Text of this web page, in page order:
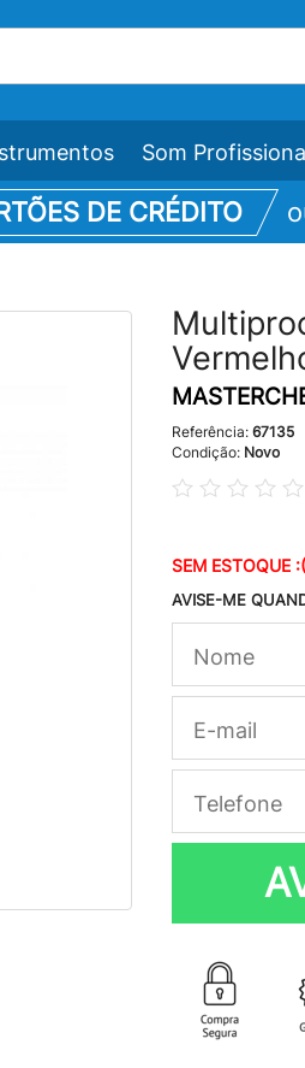
Som
DE CRÉDITO
Referência: 67135
Condição: Novo
SEM ESTOQUE :(
AVISE-ME